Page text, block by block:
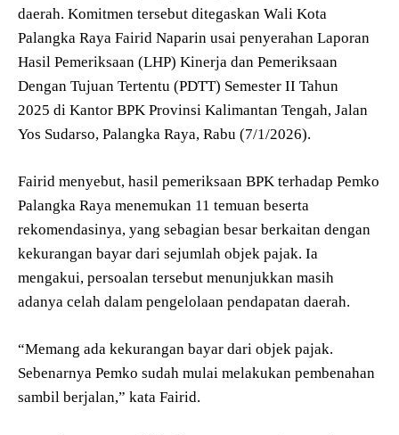
daerah. Komitmen tersebut ditegaskan Wali Kota
Palangka Raya Fairid Naparin usai penyerahan Laporan
Hasil Pemeriksaan (LHP) Kinerja dan Pemeriksaan
Dengan Tujuan Tertentu (PDTT) Semester II Tahun
2025 di Kantor BPK Provinsi Kalimantan Tengah, Jalan
Yos Sudarso, Palangka Raya, Rabu (7/1/2026).
Fairid menyebut, hasil pemeriksaan BPK terhadap Pemko
Palangka Raya menemukan 11 temuan beserta
rekomendasinya, yang sebagian besar berkaitan dengan
kekurangan bayar dari sejumlah objek pajak. Ia
mengakui, persoalan tersebut menunjukkan masih
adanya celah dalam pengelolaan pendapatan daerah.
“Memang ada kekurangan bayar dari objek pajak.
Sebenarnya Pemko sudah mulai melakukan pembenahan
sambil berjalan,” kata Fairid.